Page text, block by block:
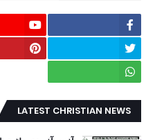
LATEST CHRISTIAN NEWS